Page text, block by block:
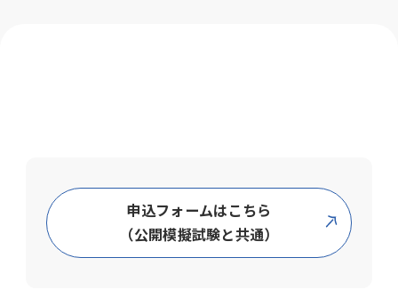
申込フォームはこちら
（公開模擬試験と共通）